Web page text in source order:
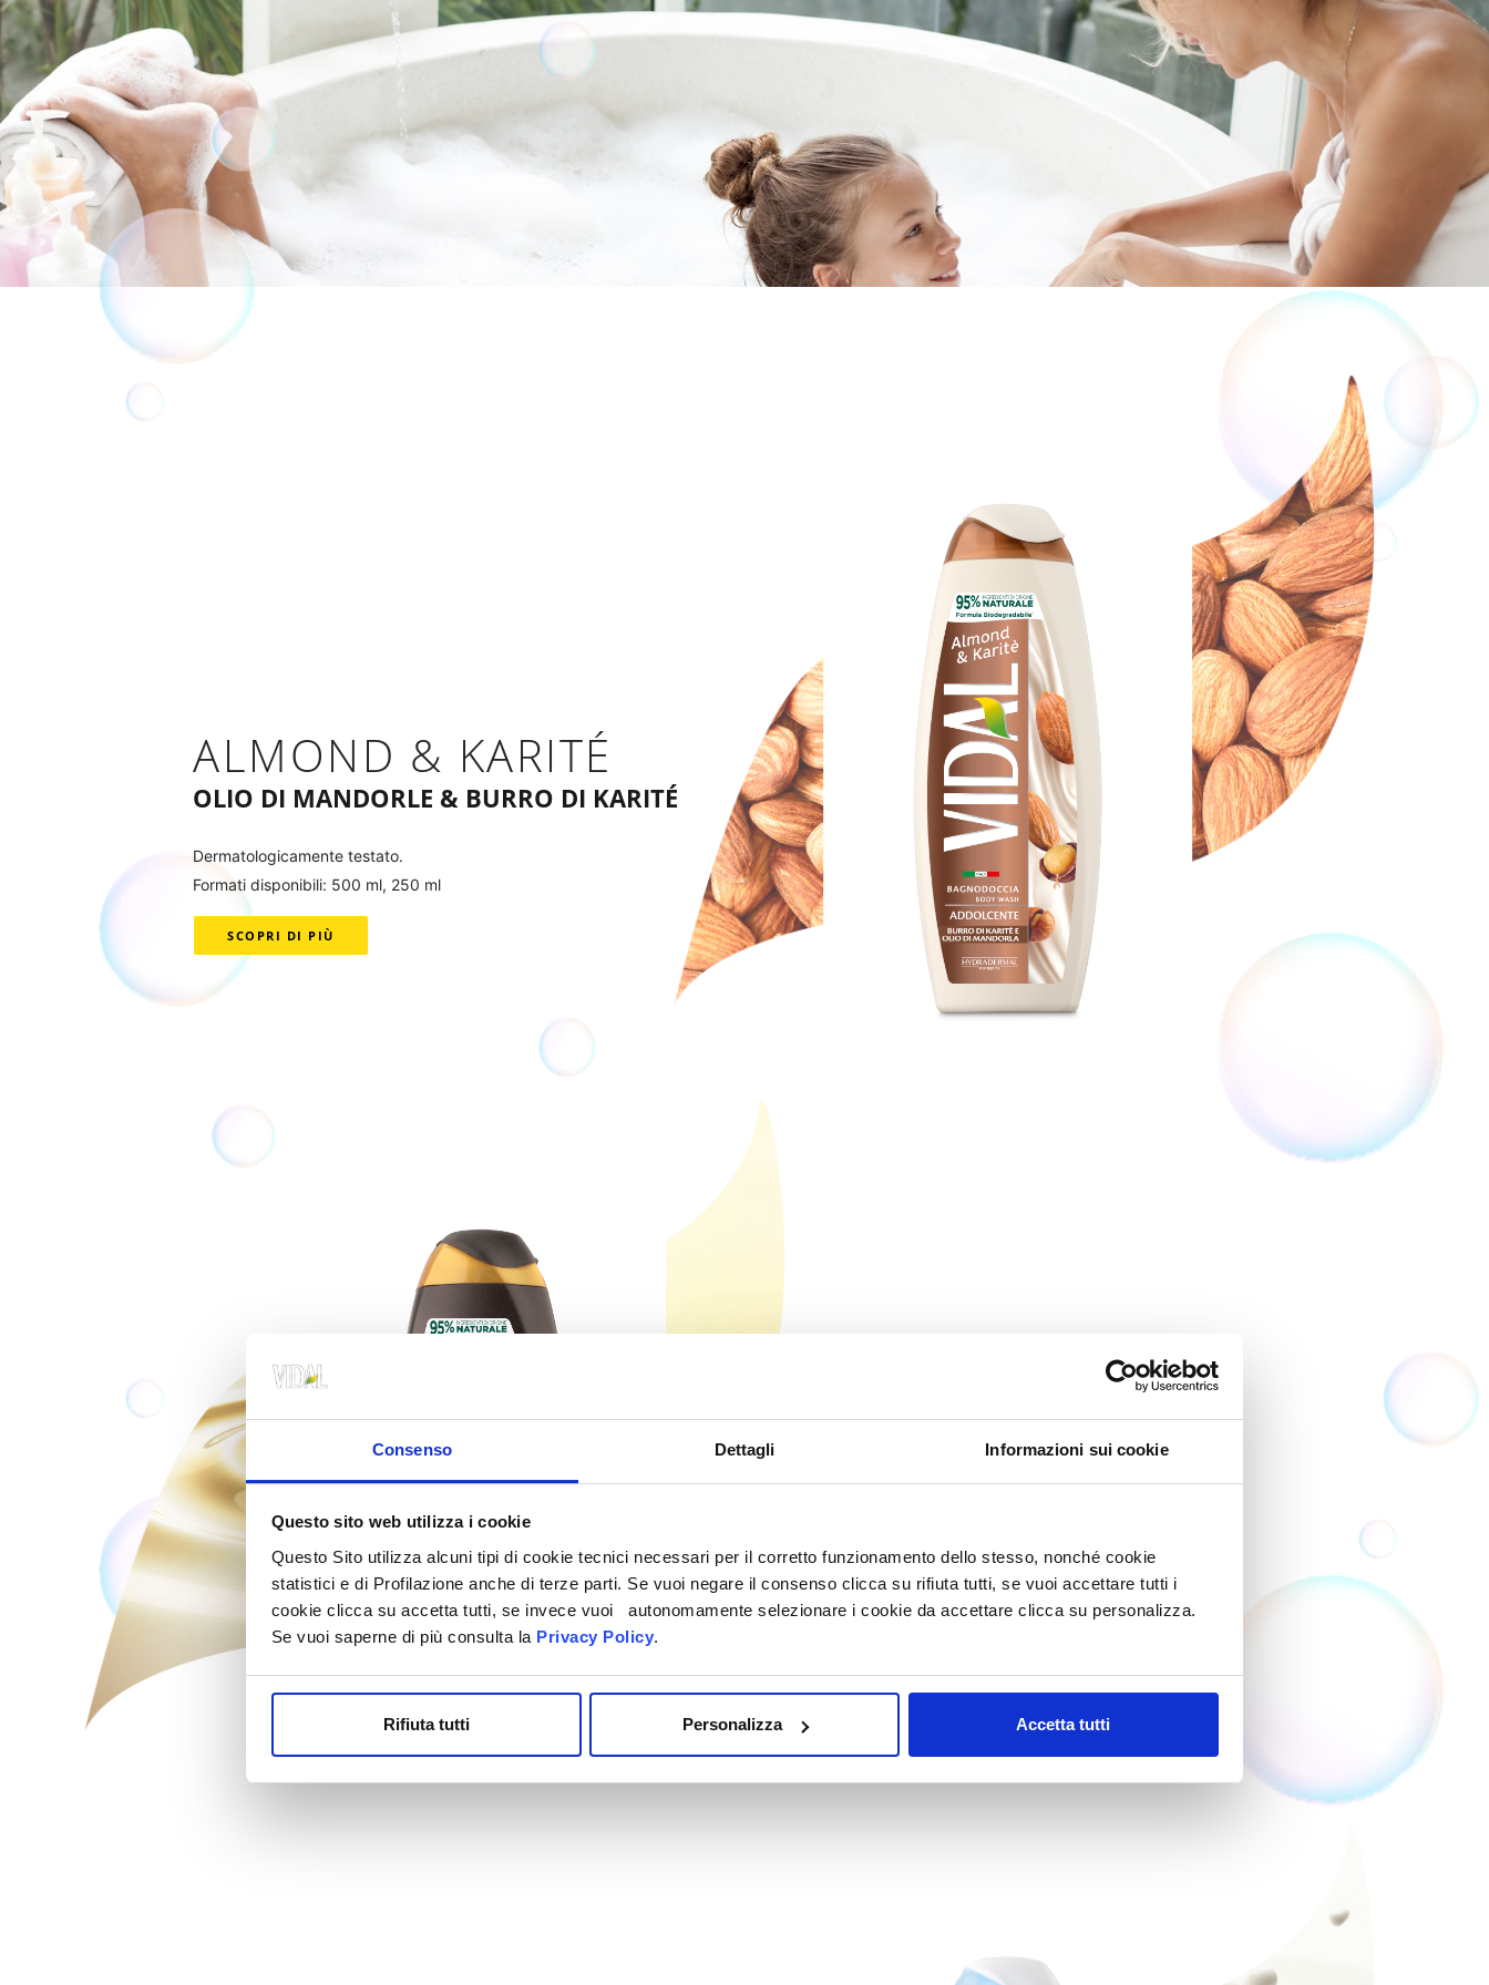
Consenso Dettagli Informazioni sui cookie
Questo sito web utilizza i cookie
Questo Sito utilizza alcuni tipi di cookie tecnici necessari per il corretto funzionamento dello stesso, nonché cookie
statistici e di Profilazione anche di terze parti. Se vuoi negare il consenso clicca su rifiuta tutti, se vuoi accettare tutti i
cookie clicca su accetta tutti, se invece vuoi autonomamente selezionare i cookie da accettare clicca su personalizza.
Se vuoi saperne di più consulta la Privacy Policy.
Rifiuta tutti Personalizza Accetta tutti
ALMOND & KARITÉ
OLIO DI MANDORLE & BURRO DI KARITÉ
Dermatologicamente testato.
Formati disponibili: 500 ml, 250 ml
SCOPRI DI PIÙ
ARGAN OIL
Dermatologicamente testato.
Formati disponibili: 500 ml, 250 ml